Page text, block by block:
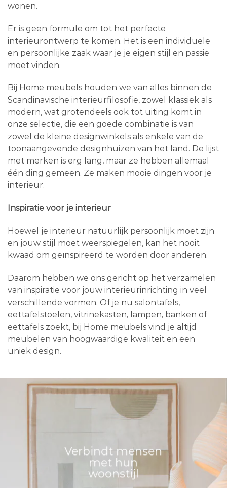
wonen.
Er is geen formule om tot het perfecte
interieurontwerp te komen. Het is een individuele
en persoonlijke zaak waar je je eigen stijl en passie
moet vinden.
Bij Home meubels houden we van alles binnen de
Scandinavische interieurfilosofie, zowel klassiek als
modern, wat grotendeels ook tot uiting komt in
onze selectie, die een goede combinatie is van
zowel de kleine designwinkels als enkele van de
toonaangevende designhuizen van het land. De lijst
met merken is erg lang, maar ze hebben allemaal
één ding gemeen. Ze maken mooie dingen voor je
interieur.
Inspiratie voor je interieur
Hoewel je interieur natuurlijk persoonlijk moet zijn
en jouw stijl moet weerspiegelen, kan het nooit
kwaad om geïnspireerd te worden door anderen.
Daarom hebben we ons gericht op het verzamelen
van inspiratie voor jouw interieurinrichting in veel
verschillende vormen. Of je nu salontafels,
eettafelstoelen, vitrinekasten, lampen, banken of
eettafels zoekt, bij Home meubels vind je altijd
meubelen van hoogwaardige kwaliteit en een
uniek design.
Verbindt mensen
met hun
woonstijl